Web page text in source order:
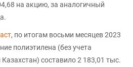
на акцию, за аналогичный
, по итогам восьми месяцев 2023
полиэтилена (без учета
составило 2 183,01 тыс.